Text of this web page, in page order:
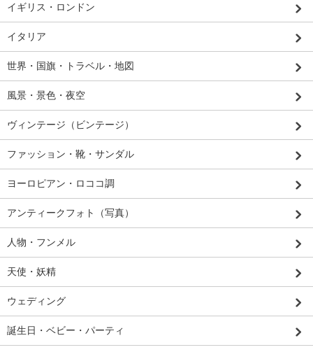
イギリス・ロンドン
イタリア
世界・国旗・トラベル・地図
風景・景色・夜空
ヴィンテージ（ビンテージ）
ファッション・靴・サンダル
ヨーロピアン・ロココ調
アンティークフォト（写真）
人物・フンメル
天使・妖精
ウェディング
誕生日・ベビー・パーティ